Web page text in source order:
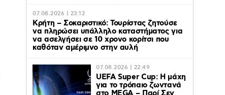
07.08.2026 | 23:12
Κρήτη – Σοκαριστικό: Τουρίστας ζητούσε
να πληρώσει υπάλληλο καταστήματος για
να ασελγήσει σε 10 χρονο κορίτσι που
καθόταν αμέριμνο στην αυλή
07.08.2026 | 22:49
UEFA Super Cup: Η μάχη
για το τρόπαιο ζωντανά